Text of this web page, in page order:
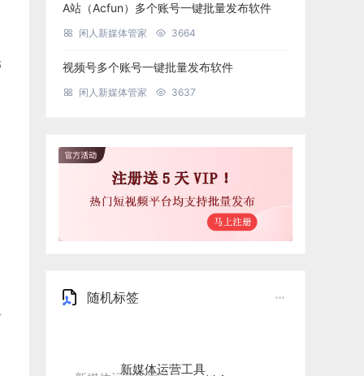
A站（Acfun）多个账号一键批量发布软件
闲人新媒体管家 3664
视频号多个账号一键批量发布软件
闲人新媒体管家 3637
随机标签
抖音